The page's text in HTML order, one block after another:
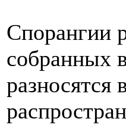
Спорангии
собранных
разносятся